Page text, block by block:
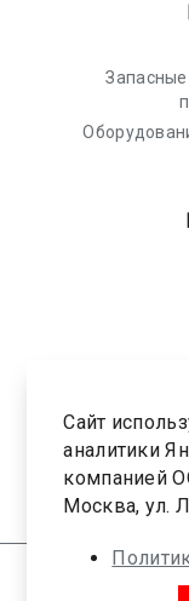
Запасные
Сайт
аналитики
компанией
Москва, ул.